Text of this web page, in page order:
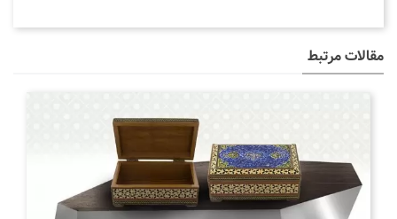
مقالات مرتبط